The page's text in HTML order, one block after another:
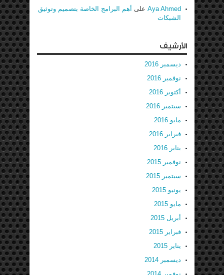
Aya Ahmed على أهم البرامج الخاصة بتصميم وتوثيق
الشبكات
الأرشيف
ديسمبر 2016
نوفمبر 2016
أكتوبر 2016
سبتمبر 2016
مايو 2016
فبراير 2016
يناير 2016
نوفمبر 2015
سبتمبر 2015
يونيو 2015
مايو 2015
أبريل 2015
فبراير 2015
يناير 2015
ديسمبر 2014